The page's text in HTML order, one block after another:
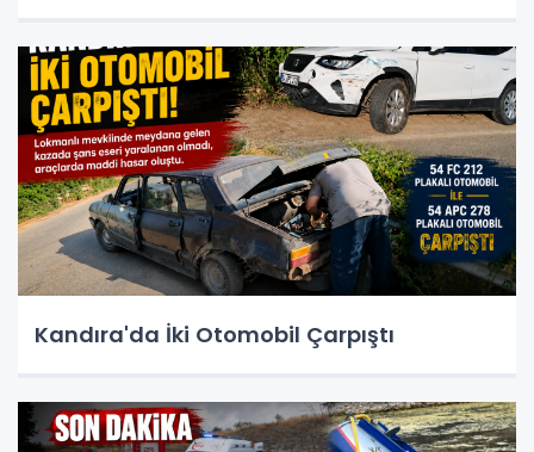
Kandıra'da İki Otomobil Çarpıştı